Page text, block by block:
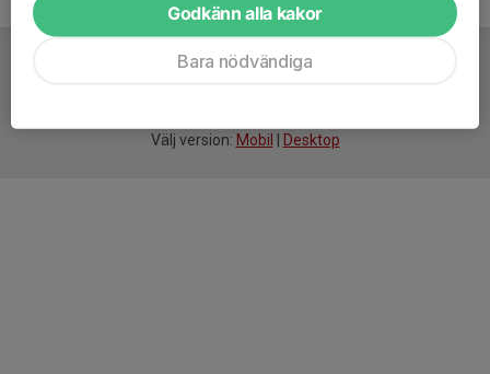
Välj version: Mobil Desktop
Godkänn alla kakor
Bara nödvändiga